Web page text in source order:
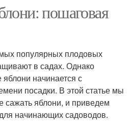
пошаговая
популярных плодовых
в садах. Однако
начинается с
посадки. В этой статье мы
сажать яблони, и приведем
начинающих садоводов.